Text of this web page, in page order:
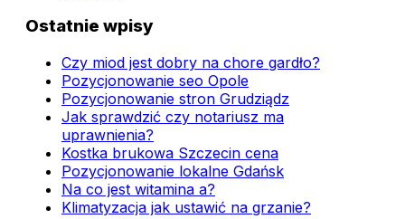
Ostatnie wpisy
Czy miod jest dobry na chore gardło?
Pozycjonowanie seo Opole
Pozycjonowanie stron Grudziądz
Jak sprawdzić czy notariusz ma
uprawnienia?
Kostka brukowa Szczecin cena
Pozycjonowanie lokalne Gdańsk
Na co jest witamina a?
Klimatyzacja jak ustawić na grzanie?